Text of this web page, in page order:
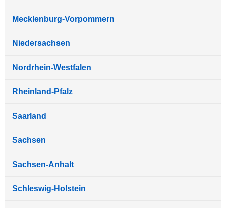
Mecklenburg-Vorpommern
Niedersachsen
Nordrhein-Westfalen
Rheinland-Pfalz
Saarland
Sachsen
Sachsen-Anhalt
Schleswig-Holstein